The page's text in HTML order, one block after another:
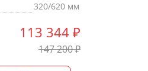
320/620 мм
113 344 ₽
147 200₽